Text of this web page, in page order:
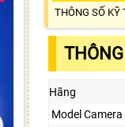
THÔNG SỐ KỸ
Hãng
Model